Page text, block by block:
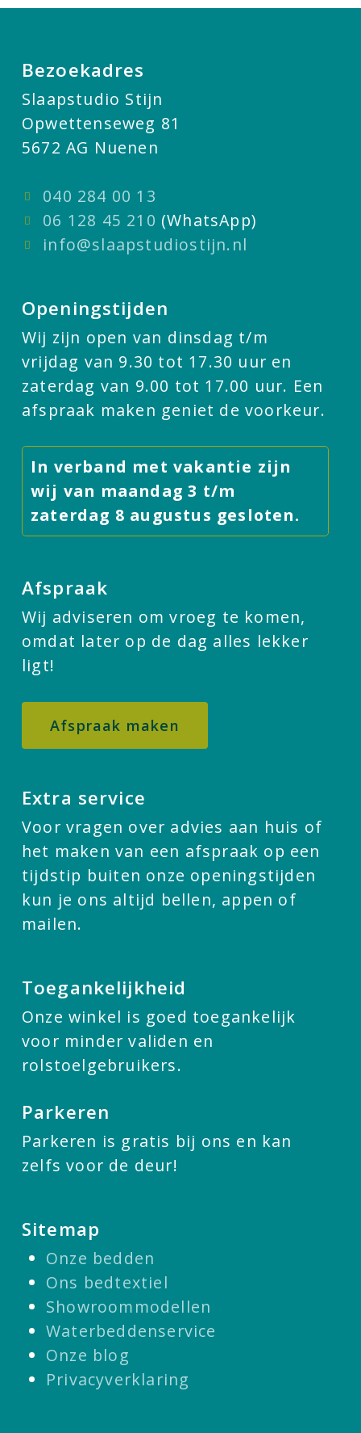
Bezoekadres
Slaapstudio Stijn
Opwettenseweg 81
5672 AG Nuenen
040 284 00 13
06 128 45 210 (WhatsApp)
info@slaapstudiostijn.nl
Openingstijden
Wij zijn open van dinsdag t/m
vrijdag van 9.30 tot 17.30 uur en
zaterdag van 9.00 tot 17.00 uur. Een
afspraak maken geniet de voorkeur.
In verband met vakantie zijn
wij van maandag 3 t/m
zaterdag 8 augustus gesloten.
Afspraak
Wij adviseren om vroeg te komen,
omdat later op de dag alles lekker
ligt!
Afspraak maken
Extra service
Voor vragen over advies aan huis of
het maken van een afspraak op een
tijdstip buiten onze openingstijden
kun je ons altijd bellen, appen of
mailen.
Toegankelijkheid
Onze winkel is goed toegankelijk
voor minder validen en
rolstoelgebruikers.
Parkeren
Parkeren is gratis bij ons en kan
zelfs voor de deur!
Sitemap
Onze bedden
Ons bedtextiel
Showroommodellen
Waterbeddenservice
Onze blog
Privacyverklaring